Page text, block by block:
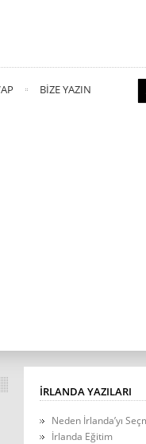
BIZE YAZIN
İRLANDA YAZILARI
Neden İrlanda’yı
İrlanda Eğitim